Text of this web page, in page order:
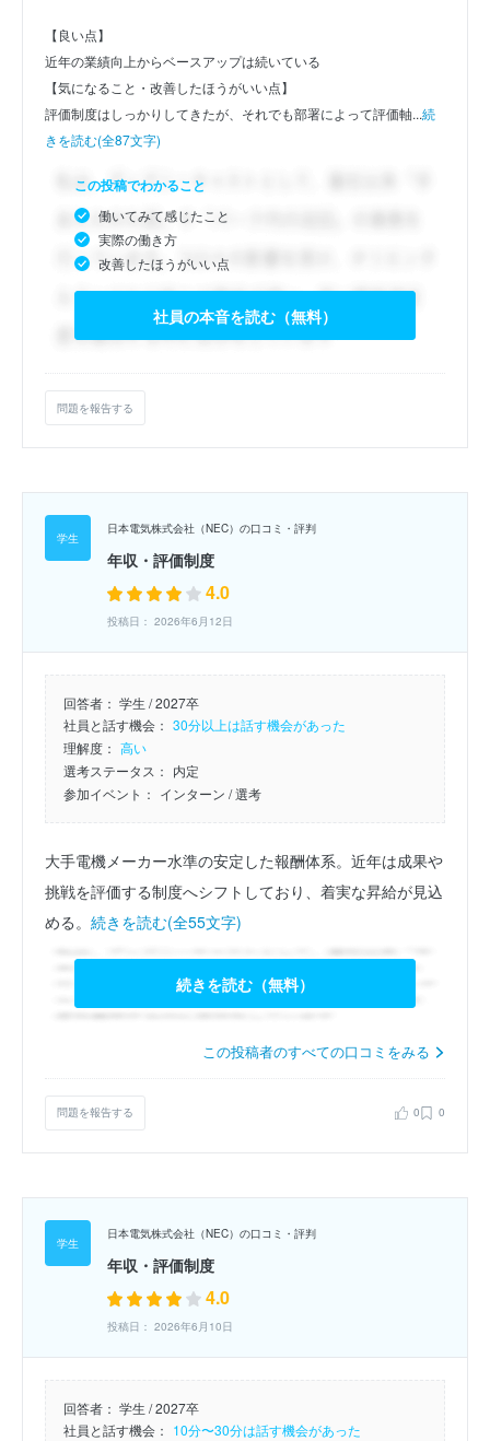
【良い点】
近年の業績向上からベースアップは続いている
【気になること・改善したほうがいい点】
評価制度はしっかりしてきたが、それでも部署によって評価軸...続
きを読む(全87文字)
この投稿でわかること
働いてみて感じたこと
実際の働き方
改善したほうがいい点
社員の本音を読む（無料）
問題を報告する
日本電気株式会社（NEC）の口コミ・評判
年収・評価制度
4.0
投稿日： 2026年6月12日
回答者： 学生 / 2027卒
社員と話す機会： 30分以上は話す機会があった
理解度： 高い
選考ステータス： 内定
参加イベント： インターン / 選考
大手電機メーカー水準の安定した報酬体系。近年は成果や
挑戦を評価する制度へシフトしており、着実な昇給が見込
める。 続きを読む(全55文字)
続きを読む（無料）
この投稿者のすべての口コミをみる
問題を報告する 0 0
日本電気株式会社（NEC）の口コミ・評判
年収・評価制度
4.0
投稿日： 2026年6月10日
回答者： 学生 / 2027卒
社員と話す機会： 10分〜30分は話す機会があった